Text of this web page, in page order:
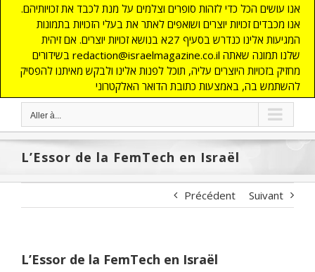
אנו עושים הכל כדי לזהות סופרים וצלמים על מנת לכבד את זכויותיהם.
אנו מכבדים זכויות יוצרים ושואפים לאתר את בעלי הזכויות בתמונות
המגיעות אלינו כנדרש בסעיף 27א בנושא זכויות יוצרים. אם זיהית
בשידורים redaction@israelmagazine.co.il שלנו תמונה שאתה
מחזיק בזכויות היוצרים עליה, תוכל לפנות אלינו ולבקש מאיתנו להפסיק
להשתמש בה, באמצעות כתובת הדואר האלקטרוני
Aller à...
L’Essor de la FemTech en Israël
Précédent Suivant
L’Essor de la FemTech en Israël